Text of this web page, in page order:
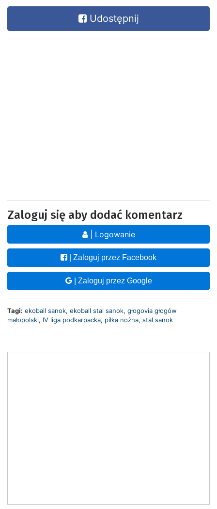
Udostępnij
Zaloguj się aby dodać komentarz
| Logowanie
| Zaloguj przez Facebook
| Zaloguj przez Google
Tagi: ekoball sanok, ekoball stal sanok, głogovia głogów
małopolski, IV liga podkarpacka, piłka nożna, stal sanok